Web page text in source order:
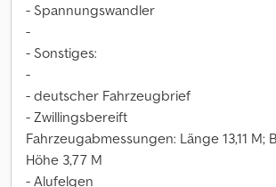
- Spannungswandler
-
- Sonstiges:
-
- deutscher Fahrzeugbrief
- Zwillingsbereift
Fahrzeugabmessungen: Länge 13,11 M;
Höhe 3,77 M
- Alufelgen